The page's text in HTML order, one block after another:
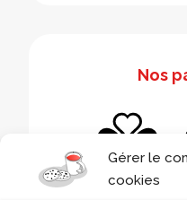
Gérer le
cookies
Nos